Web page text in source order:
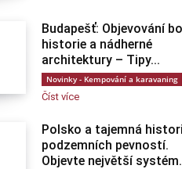
Budapešť: Objevování
historie a nádherné
architektury – Tipy...
Novinky - Kempování a karavaning
Číst více
Polsko a tajemná
podzemních pevností.
Objevte největší